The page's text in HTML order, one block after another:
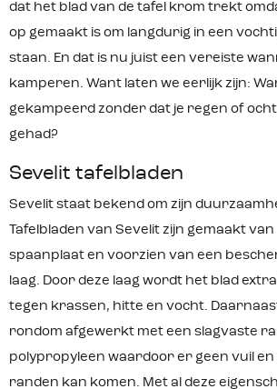
dat het blad van de tafel krom trekt
op gemaakt is om langdurig in een
staan. En dat is nu juist een vereiste
kamperen. Want laten we eerlijk zijn:
gekampeerd zonder dat je regen of
gehad?
Sevelit tafelbladen
Sevelit staat bekend om zijn
Tafelbladen van Sevelit zijn gemaakt
spaanplaat en voorzien van een
laag. Door deze laag wordt het blad
tegen krassen, hitte en vocht.
rondom afgewerkt met een slagvaste
polypropyleen waardoor er geen vuil
randen kan komen. Met al deze